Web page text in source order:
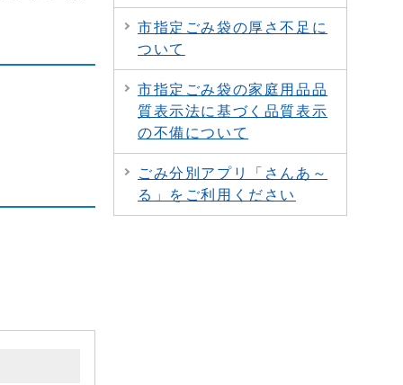
市指定ごみ袋の厚さ不足に
ついて
市指定ごみ袋の家庭用品品
質表示法に基づく品質表示
の不備について
ごみ分別アプリ「さんあ～
る」をご利用ください